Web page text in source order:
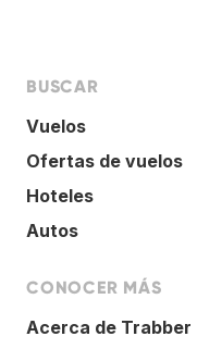
BUSCAR
Vuelos
Ofertas de vuelos
Hoteles
Autos
CONOCER MÁS
Acerca de Trabber